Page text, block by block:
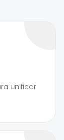
unificar